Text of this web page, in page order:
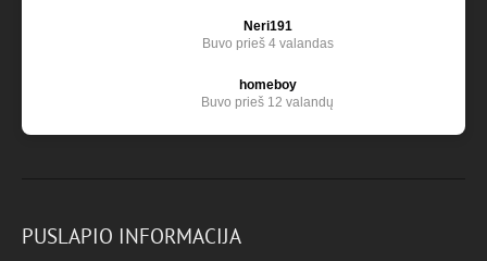
PUSLAPIO INFORMACIJA
Neri191
Buvo prieš 4 valandas
homeboy
Buvo prieš 12 valandų